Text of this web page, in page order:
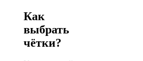
Как
выбрать
чётки?